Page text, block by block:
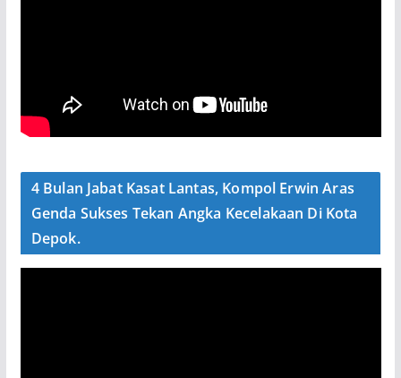
4 Bulan Jabat Kasat Lantas, Kompol Erwin Aras
Genda Sukses Tekan Angka Kecelakaan Di Kota
Depok.